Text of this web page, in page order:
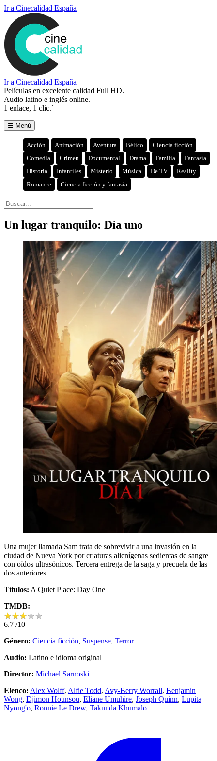
Ir a Cinecalidad España
Ir a Cinecalidad España
Películas en excelente calidad Full HD.
Audio latino e inglés online.
1 enlace, 1 clic.`
☰ Menú
Acción Animación Aventura Bélico
Ciencia ficción
Comedia
Crimen Documental Drama Familia
Fantasía
Historia
Infantiles Misterio Música De TV
Reality
Romance
Ciencia ficción y fantasía
Un lugar tranquilo: Día uno
Una mujer llamada Sam trata de sobrevivir a una invasión en la
ciudad de Nueva York por criaturas alienígenas sedientas de sangre
con oídos ultrasónicos. Tercera entrega de la saga y precuela de las
dos anteriores.
Títulos: A Quiet Place: Day One
TMDB:
★★★★★
★★★★★
6.7 /10
Género: Ciencia ficción, Suspense, Terror
Audio: Latino e idioma original
Director: Michael Sarnoski
Elenco: Alex Wolff, Alfie Todd, Avy-Berry Worrall, Benjamin
Wong, Djimon Hounsou, Eliane Umuhire, Joseph Quinn, Lupita
Nyong'o, Ronnie Le Drew, Takunda Khumalo